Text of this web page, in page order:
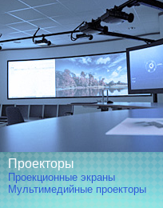
Проекторы
Проекционные экраны
Мультимедийные проекторы